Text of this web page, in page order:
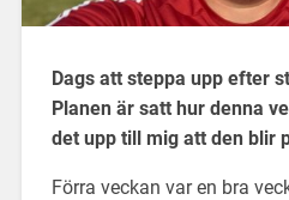
Dags att steppa upp efter
Planen är satt hur denna
det upp till mig att den blir
Förra veckan var en bra